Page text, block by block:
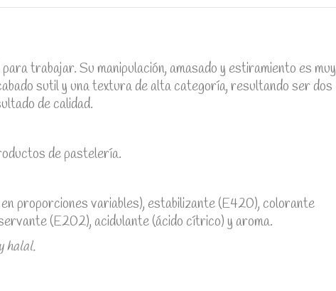
trabajar. Su manipulación, amasado y estiramiento es muy
sutil y una textura de alta categoría, resultando ser dos
de calidad.
de pastelería.
proporciones variables), estabilizante (E420), colorante
(E202), acidulante (ácido cítrico) y aroma.
y halal.